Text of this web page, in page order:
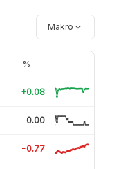
Makro
%
+0.08
0.00
-0.77